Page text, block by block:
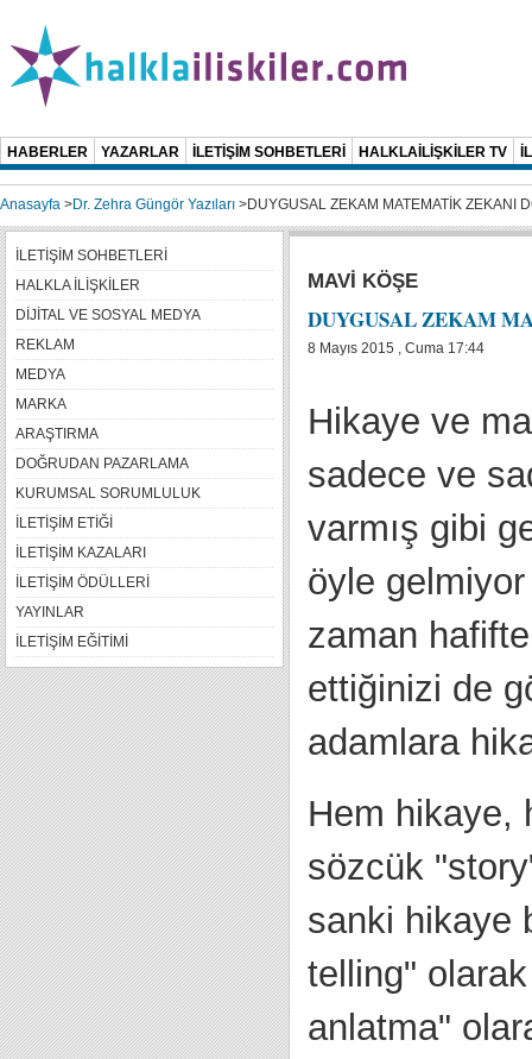
HABERLER YAZARLAR İLETİŞİM SOHBETLERİ HALKLAİLİŞKİLER TV
Anasayfa >Dr. Zehra Güngör Yazıları >DUYGUSAL ZEKAM MATEMATİK ZEKANI
MAVİ KÖŞE
DUYGUSAL ZEKAM
8 Mayıs 2015 , Cuma 17:44
Hikaye ve
sadece ve
varmış gibi
öyle
zaman
ettiğinizi de
adamlara
Hem hikaye,
sözcük
sanki hikaye
telling"
anlatma"
İLETİŞİM SOHBETLERİ
HALKLA İLİŞKİLER
DİJİTAL VE SOSYAL MEDYA
REKLAM
MEDYA
MARKA
ARAŞTIRMA
DOĞRUDAN PAZARLAMA
KURUMSAL SORUMLULUK
İLETİŞİM ETİĞİ
İLETİŞİM KAZALARI
İLETİŞİM ÖDÜLLERİ
YAYINLAR
İLETİŞİM EĞİTİMİ